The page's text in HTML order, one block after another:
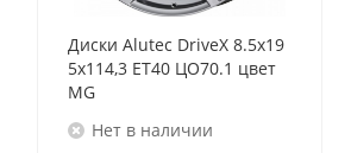
Диски Alutec DriveX 8.5x19
5x114,3 ET40 ЦО70.1 цвет
MG
Нет в наличии